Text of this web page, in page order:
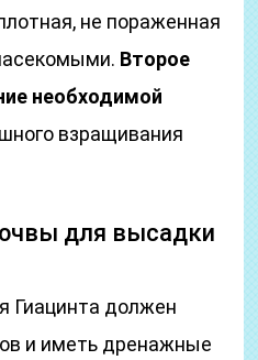
не пораженная
Второе
необходимой
взращивания
для высадки
Гиацинта должен
и иметь дренажные